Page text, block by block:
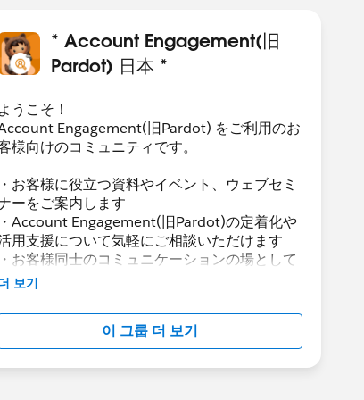
* Account Engagement(旧
Pardot) 日本 *
ようこそ！
Engagement(旧Pardot) をご利用のお
様向けのコミュニティです。
・お客様に役立つ資料やイベント、ウェブセミ
ーをご案内します
・Account Engagement(旧Pardot)の定着化や
用支援について気軽にご相談いただけます
・お客様同士のコミュニケーションの場として
用いただけます
Engagement(旧Pardot)に関する総合
コミュニティとしてお役立てください！
www.salesforce.com/jp/products/par
보기
이 그룹 더 보기